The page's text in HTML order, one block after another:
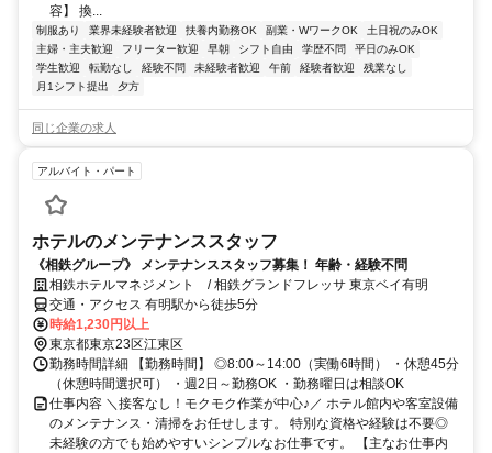
容】 換...
制服あり 業界未経験者歓迎 扶養内勤務OK 副業・WワークOK
土日祝のみOK
主婦・主夫歓迎
フリーター歓迎 早朝 シフト自由 学歴不問
平日のみOK
学生歓迎
転勤なし 経験不問 未経験者歓迎 午前 経験者歓迎
残業なし
月1シフト提出
夕方
同じ企業の求人
アルバイト・パート
ホテルのメンテナンススタッフ
《相鉄グループ》 メンテナンススタッフ募集！ 年齢・経験不問
相鉄ホテルマネジメント / 相鉄グランドフレッサ 東京ベイ有明
交通・アクセス 有明駅から徒歩5分
時給1,230円以上
東京都東京23区江東区
勤務時間詳細 【勤務時間】 ◎8:00～14:00（実働6時間） ・休憩45分
（休憩時間選択可） ・週2日～勤務OK ・勤務曜日は相談OK
仕事内容 ＼接客なし！モクモク作業が中心♪／ ホテル館内や客室設備
のメンテナンス・清掃をお任せします。 特別な資格や経験は不要◎
未経験の方でも始めやすいシンプルなお仕事です。 【主なお仕事内